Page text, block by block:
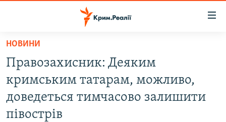
Перейти
основного
матеріалу
Перейти
до
основної
ВОДА.КРИМ
ВІДЕО ТА ФОТО
ПОЛІТИКА
НОВИНИ
Правозахисник: Деяким
кримським татарам, можливо,
доведеться тимчасово залишити
півострів